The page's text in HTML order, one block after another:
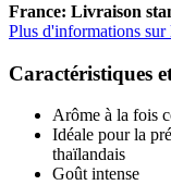
France: Livraison
Plus d'informations
Caractéristiques
Arôme à la fois
Idéale pour la
thaïlandais
Goût intense